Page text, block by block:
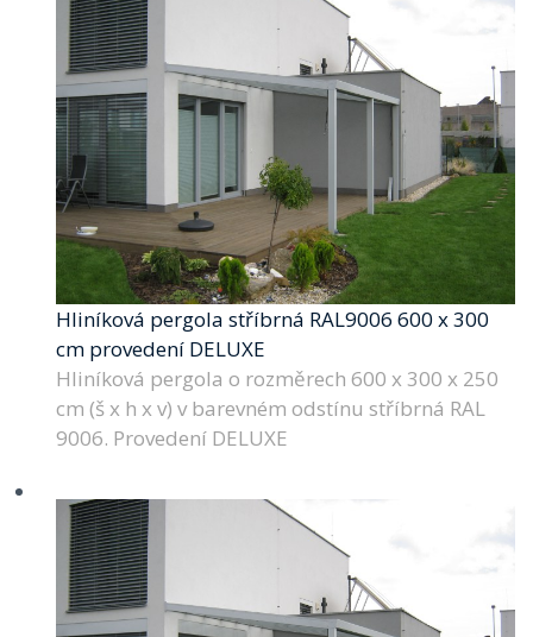
Hliníková pergola stříbrná RAL9006 600 x 300
cm provedení DELUXE
Hliníková pergola o rozměrech 600 x 300 x 250
cm (š x h x v) v barevném odstínu stříbrná RAL
9006. Provedení DELUXE